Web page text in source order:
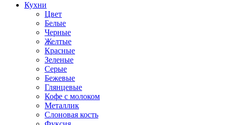
Кухни
Цвет
Белые
Черные
Желтые
Красные
Зеленые
Серые
Бежевые
Глянцевые
Кофе с молоком
Металлик
Слоновая кость